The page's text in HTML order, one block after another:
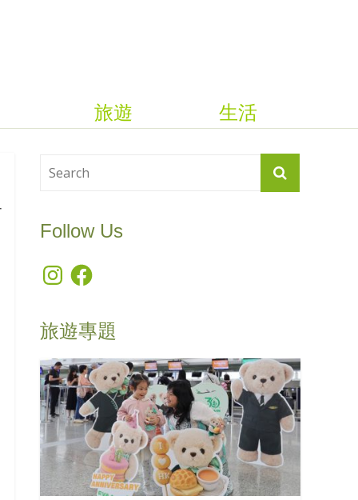
生活
旅遊
Follow Us
InstagramFacebook
旅遊專題